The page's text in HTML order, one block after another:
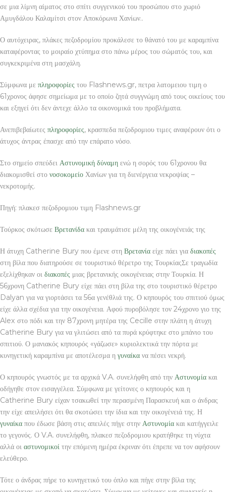
σε μια λίμνη αίματος στο σπίτι συγγενικού του προσώπου στο χωριό
Αμυγδάλου Καλαμίτσι στον Αποκόρωνα Χανίων..
Ο αυτόχειρας, πλάκες πεζοδρομίου προκάλεσε το θάνατό του με καραμπίνα
καταφέροντας το μοιραίο χτύπημα στο πάνω μέρος του σώματός του, και
συγκεκριμένα στη μασχάλη.
Σύμφωνα με πληροφορίες του Flashnews.gr, πετρα λατομειου τιμη ο
61χρονος άφησε σημείωμα με το οποίο ζητά συγγνώμη από τους οικείους του
και εξηγεί ότι δεν άντεχε άλλο τα οικονομικά του προβλήματα.
Ανεπιβεβαίωτες πληροφορίες, κρασπεδα πεζοδρομιου τιμες αναφέρουν ότι ο
άτυχος άντρας έπασχε από την επάρατο νόσο.
Στο σημείο σπεύδει Αστυνομική δύναμη ενώ η σορός του 61χρονου θα
διακομισθεί στο νοσοκομείο Χανίων για τη διενέργεια νεκροψίας –
νεκροτομής.
Πηγή: πλακεσ πεζοδρομιου τιμη Flashnews.gr
Τούρκος σκότωσε Βρετανίδα και τραυμάτισε μέλη της οικογένειάς της
Η άτυχη Catherine Bury που έμενε στη Βρετανία είχε πάει για διακοπές
στη βίλα που διατηρούσε σε τουριστικό θέρετρο της ΤουρκίαςΣε τραγωδία
εξελίχθηκαν οι διακοπές μιας βρετανικής οικογένειας στην Τουρκία. Η
56χρονη Catherine Bury είχε πάει στη βίλα της στο τουριστικό θέρετρο
Dalyan για να γιορτάσει τα 56α γενέθλιά της. Ο κηπουρός του σπιτιού όμως
είχε άλλα σχέδια για την οικογένεια. Αφού πυροβόλησε τον 24χρονο γιο της
Alex στο πόδι και την 87χρονη μητέρα της Cecille στην πλάτη η άτυχη
Catherine Bury για να γλιτώσει από τα πυρά κρύφτηκε στο μπάνιο του
σπιτιού. Ο μανιακός κηπουρός «γάζωσε» κυριολεκτικά την πόρτα με
κυνηγετική καραμπίνα με αποτέλεσμα η γυναίκα να πέσει νεκρή.
Ο κηπουρός γνωστός με τα αρχικά V.A. συνελήφθη από την Αστυνομία και
οδήγηθε στον εισαγγέλεα. Σύμφωνα με γείτονες ο κηπουρός και η
Catherine Bury είχαν τσακωθεί την περασμένη Παρασκευή και ο άνδρας
την είχε απειλήσει ότι θα σκοτώσει την ίδια και την οικογένειά της. Η
γυναίκα που έδωσε βάση στις απειλές πήγε στην Αστυνομία και κατήγγειλε
το γεγονός. Ο V.A. συνελήφθη, πλακεσ πεζοδρομιου κρατήθηκε τη νύχτα
αλλά οι αστυνομικοί την επόμενη ημέρα έκριναν ότι έπρεπε να τον αφήσουν
ελεύθερο.
Τότε ο άνδρας πήρε το κυνηγετικό του όπλο και πήγε στην βίλα της